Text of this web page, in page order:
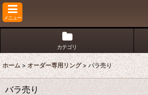
メニュー
カテゴリ
ホーム > オーダー専用リング > バラ売り
バラ売り